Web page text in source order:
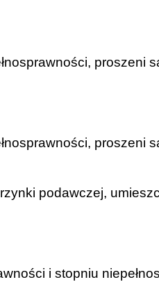
proszeni
proszeni
podawczej,
i stopniu